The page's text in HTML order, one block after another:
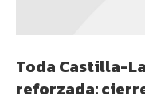
Toda Castilla-
reforzada: